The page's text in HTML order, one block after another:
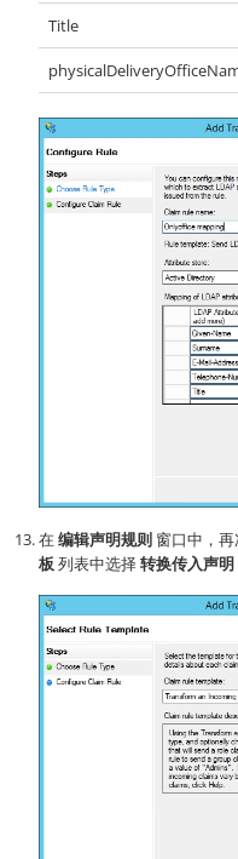
Title
在编辑声明规则 窗口中，
板列表中选择转换传入声明